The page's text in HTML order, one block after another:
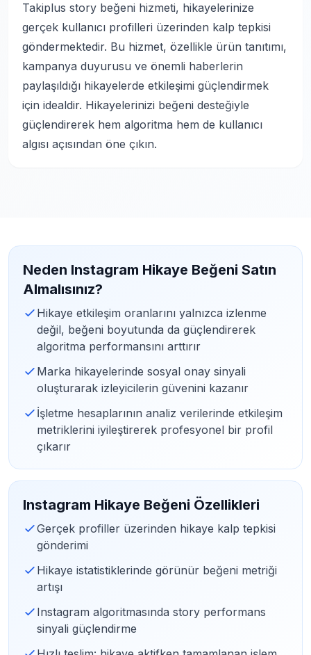
Takiplus story beğeni hizmeti, hikayelerinize
gerçek kullanıcı profilleri üzerinden kalp tepkisi
göndermektedir. Bu hizmet, özellikle ürün tanıtımı,
kampanya duyurusu ve önemli haberlerin
paylaşıldığı hikayelerde etkileşimi güçlendirmek
için idealdir. Hikayelerinizi beğeni desteğiyle
güçlendirerek hem algoritma hem de kullanıcı
algısı açısından öne çıkın.
Neden Instagram Hikaye Beğeni Satın
Almalısınız?
Hikaye etkileşim oranlarını yalnızca izlenme
değil, beğeni boyutunda da güçlendirerek
algoritma performansını arttırır
Marka hikayelerinde sosyal onay sinyali
oluşturarak izleyicilerin güvenini kazanır
İşletme hesaplarının analiz verilerinde etkileşim
metriklerini iyileştirerek profesyonel bir profil
çıkarır
Instagram Hikaye Beğeni Özellikleri
Gerçek profiller üzerinden hikaye kalp tepkisi
gönderimi
Hikaye istatistiklerinde görünür beğeni metriği
artışı
Instagram algoritmasında story performans
sinyali güçlendirme